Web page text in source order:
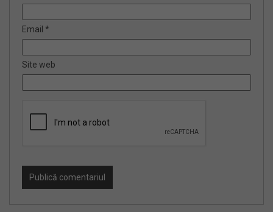
Email *
Site web